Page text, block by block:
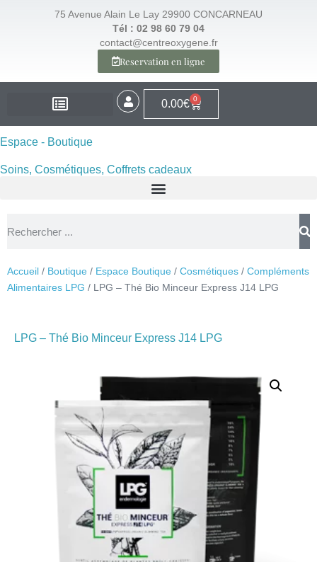
75 Avenue Alain Le Lay 29900 CONCARNEAU
Tél : 02 98 60 79 04
contact@centreoxygene.fr
Reservation en ligne
0.00€ 0
Espace - Boutique
Soins, Cosmétiques, Coffrets cadeaux
Accueil / Boutique / Espace Boutique / Cosmétiques / Compléments
Alimentaires LPG / LPG – Thé Bio Minceur Express J14 LPG
LPG – Thé Bio Minceur Express J14 LPG